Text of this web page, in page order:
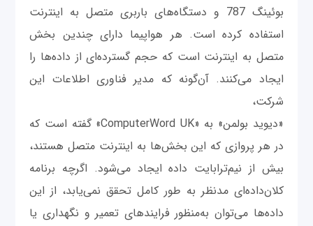
بوئینگ 787 و دستگاه‌های باربری متصل به اینترنت
استفاده کرده است. هر هواپیما دارای چندین بخش
متصل به اینترنت است که حجم گسترده‌ای از داده‌ها را
ایجاد می‌کنند. آن‌گونه که مدیر فناوری اطلاعات این
شرکت،
«دیوید بولمن» به «ComputerWord UK» گفته است که
در هر پروازی که این بخش‌ها به اینترنت متصل هستند،
بیش از نیم‌ترابایت داده ایجاد می‌شود. اگرچه برنامه
کلان‌داده‌ای مدنظر به طور کامل تحقق نمی‌یابد، از این
داده‌ها می‌توان به‌منظور فرایندهای تعمیر و نگهداری یا